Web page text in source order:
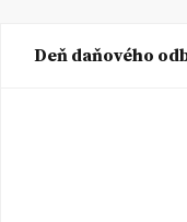
Deň daňového